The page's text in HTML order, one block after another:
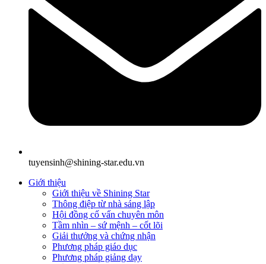
tuyensinh@shining-star.edu.vn
Giới thiệu
Giới thiệu về Shining Star
Thông điệp từ nhà sáng lập
Hội đồng cố vấn chuyên môn
Tầm nhìn – sứ mệnh – cốt lõi
Giải thưởng và chứng nhận
Phương pháp giáo dục
Phương pháp giảng dạy